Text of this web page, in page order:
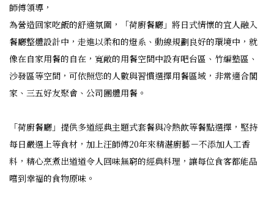
師傅領導，
為營造回家吃飯的舒適氛圍，「荷廚餐廳」將日式情懷的宜人融入
餐廳整體設計中，走進以柔和的燈系、動線規劃良好的環境中，就
像在自家用餐的自在，寬敞的用餐空間中設有吧台區、竹編塾區、
沙發區等空間，可依照您的人數與習慣選擇用餐區域，非常適合閣
家、三五好友聚會、公司團體用餐。
「荷廚餐廳」提供多道經典主題式套餐與冷熱飲等餐點選擇，堅持
每日嚴選上等食材，加上汪師傅20年來精湛廚藝－不添加人工香
料，精心烹煮出道道令人回味無窮的經典料理，讓每位食客都能品
嚐到幸福的食物原味。